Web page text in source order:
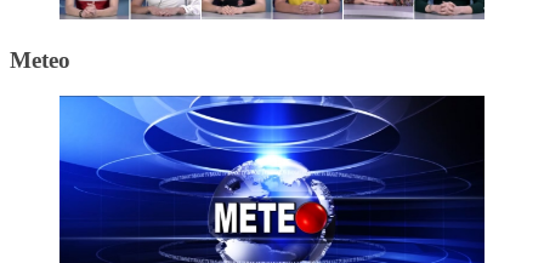
Meteo